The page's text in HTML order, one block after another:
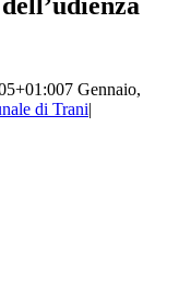
7 Gennaio,
di Trani|